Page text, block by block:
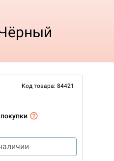
Код товара: 84421